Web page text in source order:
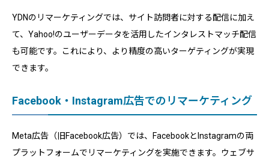
YDNのリマーケティングでは、サイト訪問者に対する配信に加え
て、Yahoo!のユーザーデータを活用したインタレストマッチ配信
も可能です。これにより、より精度の高いターゲティングが実現
できます。
Facebook・Instagram広告でのリマーケティング
Meta広告（旧Facebook広告）では、FacebookとInstagramの両
プラットフォームでリマーケティングを実施できます。ウェブサ